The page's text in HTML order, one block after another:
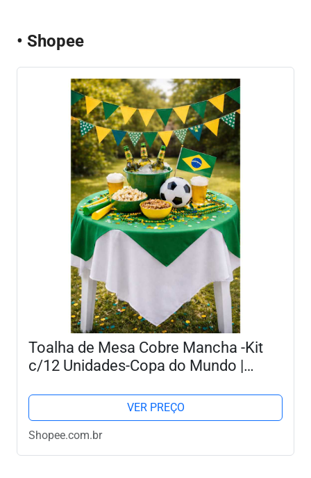
• Shopee
Toalha de Mesa Cobre Mancha -Kit
c/12 Unidades-Copa do Mundo |
Festa
VER PREÇO
Shopee.com.br